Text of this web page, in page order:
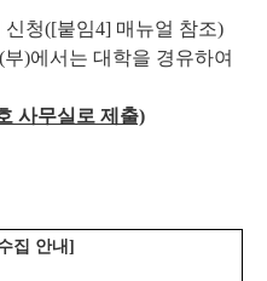
청([붙임4] 매뉴얼 참조)
)에서는 대학을 경유하여
사무실로 제출)
집 안내]